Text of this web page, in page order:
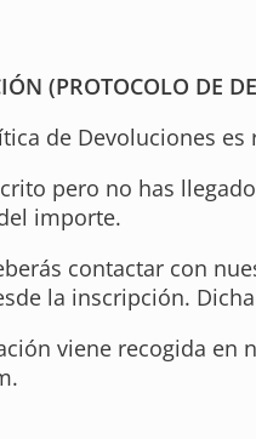
(PROTOCOLO DE
de Devoluciones es
pero no has
importe.
contactar con
la inscripción.
viene recogida en